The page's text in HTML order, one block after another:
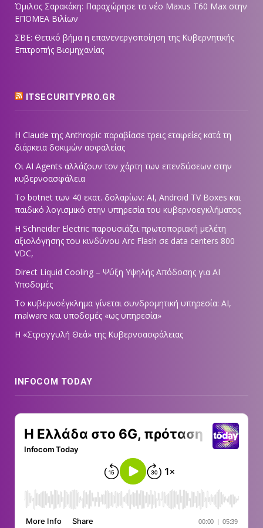
Όμιλος Σαρακάκη: Παραχώρησε το νέο Maxus T60 Max στην
ΕΠΟΜΕΑ Βιλίων
ΣΒΕ: Θετικό βήμα η επανενεργοποίηση της Κυβερνητικής
Επιτροπής Βιομηχανίας
ITSECURITYPRO.GR
Η Claude της Anthropic παραβίασε τρεις εταιρείες κατά τη
διάρκεια δοκιμών ασφαλείας
Οι AI Agents αλλάζουν τον χάρτη των επενδύσεων στην
κυβερνοασφάλεια
Το botnet των 40 εκατ. δολαρίων: AI, Android TV Boxes και
παιδικό λογισμικό στην υπηρεσία του κυβερνοεγκλήματος
Η Schneider Electric παρουσιάζει πρωτοποριακή μελέτη
αξιολόγησης του κινδύνου Arc Flash σε data centers 800
VDC,
Direct Liquid Cooling – Ψύξη Υψηλής Απόδοσης για AI
Υποδομές
Το κυβερνοέγκλημα γίνεται συνδρομητική υπηρεσία: AI,
malware και υποδομές «ως υπηρεσία»
Η «Στρογγυλή Θεά» της Κυβερνοασφάλειας
INFOCOM TODAY